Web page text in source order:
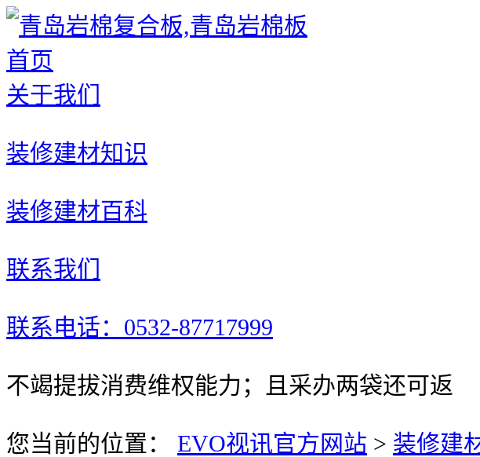
首页
关于我们
装修建材知识
装修建材百科
联系我们
联系电话：0532-87717999
不竭提拔消费维权能力；且采办两袋还可返
您当前的位置： EVO视讯官方网站 > 装修建